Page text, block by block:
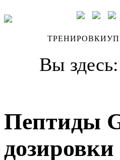
ТРЕНИРОВКИ
Вы здесь:
Пептиды
дозировки